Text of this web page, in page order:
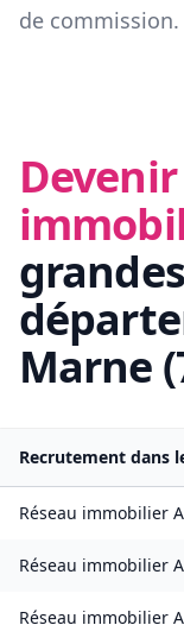
de commission.
Marne (
Recrutement dans
Réseau immobilier
Réseau immobilier
Réseau immobilier